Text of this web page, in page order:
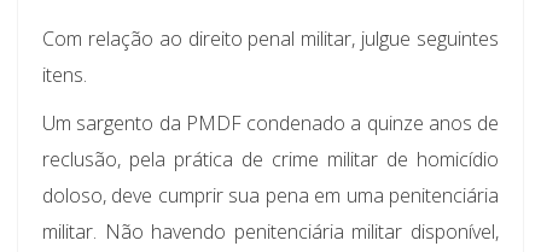
Com relação ao direito penal militar, julgue seguintes
itens.
Um sargento da PMDF condenado a quinze anos de
reclusão, pela prática de crime militar de homicídio
doloso, deve cumprir sua pena em uma penitenciária
militar. Não havendo penitenciária militar disponível,